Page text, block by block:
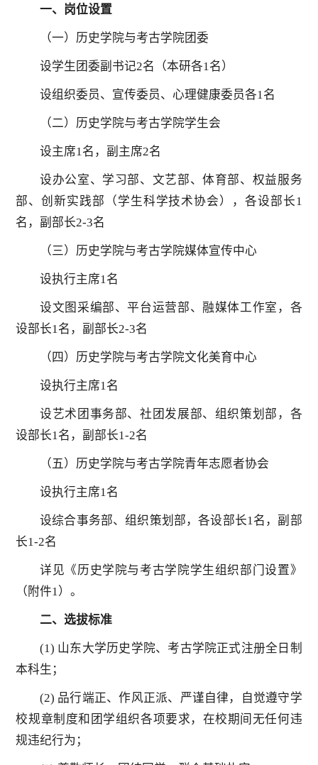
一、岗位设置
（一）历史学院与考古学院团委
设学生团委副书记2名（本研各1名）
设组织委员、宣传委员、心理健康委员各1名
（二）历史学院与考古学院学生会
设主席1名，副主席2名
设办公室、学习部、文艺部、体育部、权益服务
部、创新实践部（学生科学技术协会），各设部长1
名，副部长2-3名
（三）历史学院与考古学院媒体宣传中心
设执行主席1名
设文图采编部、平台运营部、融媒体工作室，各
设部长1名，副部长2-3名
（四）历史学院与考古学院文化美育中心
设执行主席1名
设艺术团事务部、社团发展部、组织策划部，各
设部长1名，副部长1-2名
（五）历史学院与考古学院青年志愿者协会
设执行主席1名
设综合事务部、组织策划部，各设部长1名，副部
长1-2名
详见《历史学院与考古学院学生组织部门设置》
（附件1）。
二、选拔标准
(1) 山东大学历史学院、考古学院正式注册全日制
本科生；
(2) 品行端正、作风正派、严谨自律，自觉遵守学
校规章制度和团学组织各项要求，在校期间无任何违
规违纪行为；